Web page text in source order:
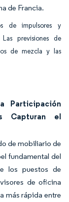
de Francia.
de impulsores y
previsiones de
de mezcla y las
Participación
Capturan el
de mobiliario de
fundamental del
los puestos de
de oficina
más rápida entre